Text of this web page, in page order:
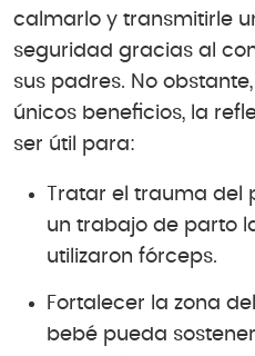
calmarlo y transmitirle
seguridad gracias al
sus padres. No
únicos beneficios, la
ser útil para:
Tratar el trauma del
un trabajo de parto
utilizaron fórceps.
Fortalecer la zona
bebé pueda